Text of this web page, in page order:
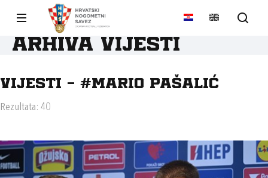
Arhiva vijesti
Vijesti - #MARIO PAŠALIĆ
Rezultata: 40